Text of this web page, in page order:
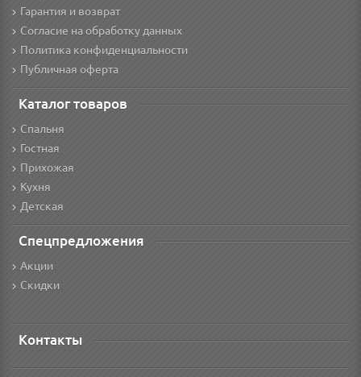
Гарантия и возврат
Согласие на обработку данных
Политика конфиденциальности
Публичная оферта
Каталог товаров
Спальня
Гостная
Прихожая
Кухня
Детская
Спецпредложения
Акции
Скидки
Контакты